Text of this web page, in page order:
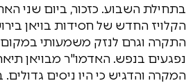
בתחילת השבוע. כזכור, ביום שני
הקלויז החדש של חסידות בויאן
התקרה וגרם לנזק משמעותי במקום,
נפגעים בנפש. האדמו"ר מבויאן
המקרה והדגיש כי היו ניסים